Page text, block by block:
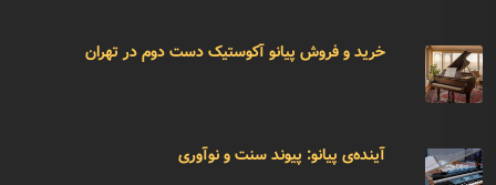
خرید و فروش پیانو آکوستیک دست دوم در تهران
آینده‌ی پیانو: پیوند سنت و نوآوری